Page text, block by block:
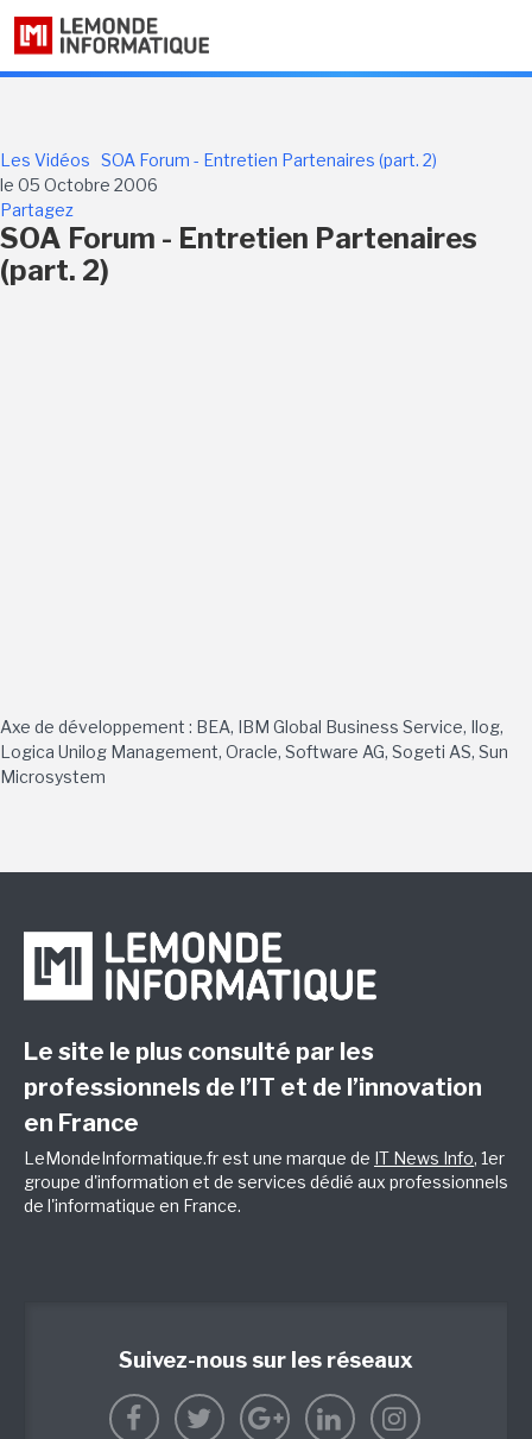
Les Vidéos SOA Forum - Entretien Partenaires (part. 2)
le 05 Octobre 2006
Partagez
SOA Forum - Entretien Partenaires
(part. 2)
Axe de développement : BEA, IBM Global Business Service, Ilog,
Logica Unilog Management, Oracle, Software AG, Sogeti AS, Sun
Microsystem
Le site le plus consulté par les
professionnels de l’IT et de l’innovation
en France
LeMondeInformatique.fr est une marque de IT News Info, 1er
groupe d'information et de services dédié aux professionnels
de l'informatique en France.
Suivez-nous sur les réseaux